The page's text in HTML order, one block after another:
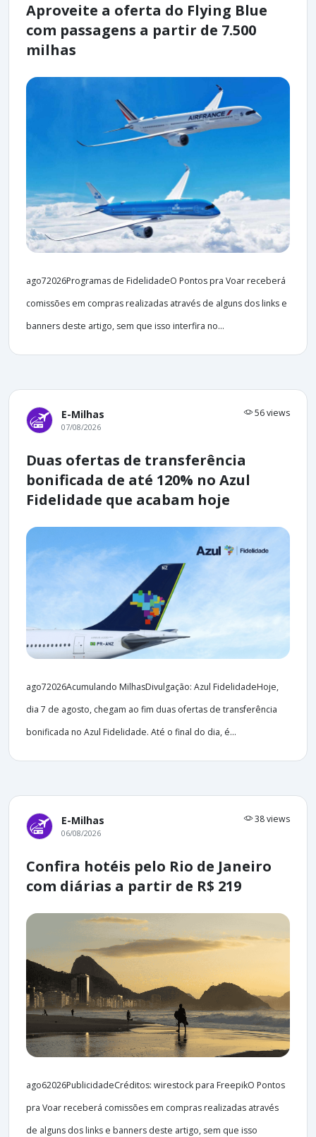
Aproveite a oferta do Flying Blue
com passagens a partir de 7.500
milhas
ago72026Programas de FidelidadeO Pontos pra Voar receberá
comissões em compras realizadas através de alguns dos links e
banners deste artigo, sem que isso interfira no...
E-Milhas 56 views
07/08/2026
Duas ofertas de transferência
bonificada de até 120% no Azul
Fidelidade que acabam hoje
ago72026Acumulando MilhasDivulgação: Azul FidelidadeHoje,
dia 7 de agosto, chegam ao fim duas ofertas de transferência
bonificada no Azul Fidelidade. Até o final do dia, é...
E-Milhas 38 views
06/08/2026
Confira hotéis pelo Rio de Janeiro
com diárias a partir de R$ 219
ago62026PublicidadeCréditos: wirestock para FreepikO Pontos
pra Voar receberá comissões em compras realizadas através
de alguns dos links e banners deste artigo, sem que isso